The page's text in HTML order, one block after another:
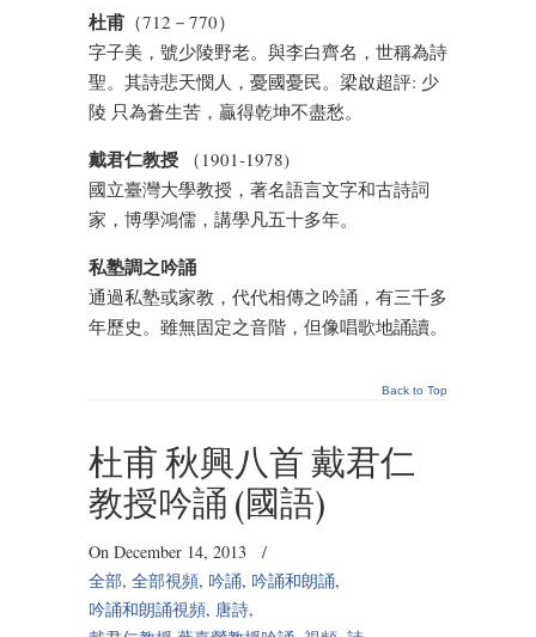
杜甫 （712－770）
字子美，號少陵野老。與李白齊名，世稱為詩
聖。其詩悲天憫人，憂國憂民。梁啟超評: 少
陵 只為蒼生苦，贏得乾坤不盡愁。
戴君仁教授 （1901-1978)
國立臺灣大學教授，著名語言文字和古詩詞
家，博學鴻儒，講學凡五十多年。
私塾調之吟誦
通過私塾或家教，代代相傳之吟誦，有三千多
年歷史。雖無固定之音階，但像唱歌地誦讀。
Back to Top
杜甫 秋興八首 戴君仁
教授吟誦 (國語)
On December 14, 2013
/
全部, 全部視頻, 吟誦, 吟誦和朗誦,
吟誦和朗誦視頻, 唐詩,